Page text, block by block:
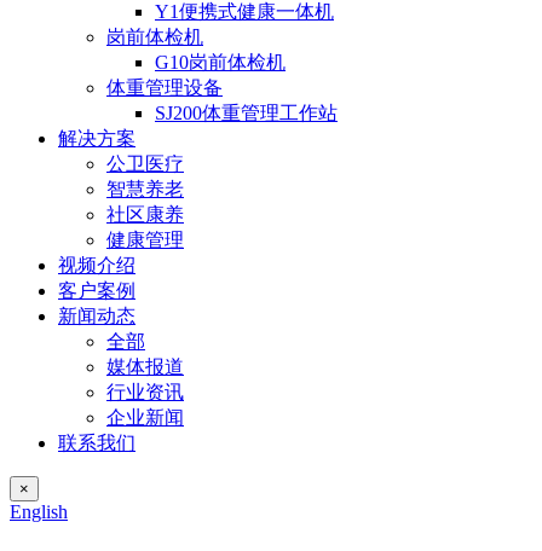
Y1便携式健康一体机
岗前体检机
G10岗前体检机
体重管理设备
SJ200体重管理工作站
解决方案
公卫医疗
智慧养老
社区康养
健康管理
视频介绍
客户案例
新闻动态
全部
媒体报道
行业资讯
企业新闻
联系我们
×
English